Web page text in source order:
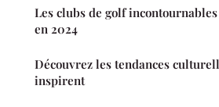
Les clubs de golf
en 2024
Découvrez les tendances
inspirent